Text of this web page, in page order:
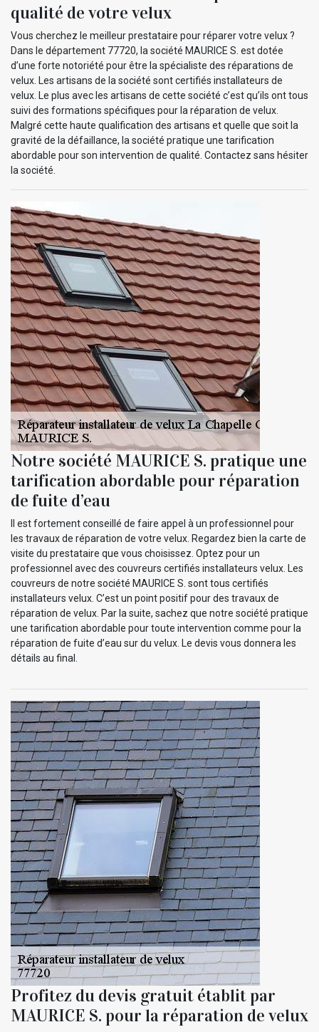
qualité de votre velux
Vous cherchez le meilleur prestataire pour réparer votre velux ?
Dans le département 77720, la société MAURICE S. est dotée
d’une forte notoriété pour être la spécialiste des réparations de
velux. Les artisans de la société sont certifiés installateurs de
velux. Le plus avec les artisans de cette société c’est qu’ils ont tous
suivi des formations spécifiques pour la réparation de velux.
Malgré cette haute qualification des artisans et quelle que soit la
gravité de la défaillance, la société pratique une tarification
abordable pour son intervention de qualité. Contactez sans hésiter
la société.
Notre société MAURICE S. pratique une
tarification abordable pour réparation
de fuite d’eau
Il est fortement conseillé de faire appel à un professionnel pour
les travaux de réparation de votre velux. Regardez bien la carte de
visite du prestataire que vous choisissez. Optez pour un
professionnel avec des couvreurs certifiés installateurs velux. Les
couvreurs de notre société MAURICE S. sont tous certifiés
installateurs velux. C’est un point positif pour des travaux de
réparation de velux. Par la suite, sachez que notre société pratique
une tarification abordable pour toute intervention comme pour la
réparation de fuite d’eau sur du velux. Le devis vous donnera les
détails au final.
Profitez du devis gratuit établit par
MAURICE S. pour la réparation de velux